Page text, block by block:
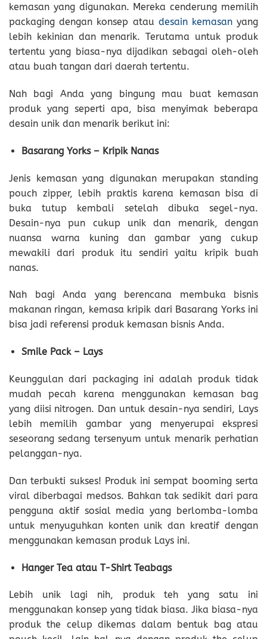
kemasan yang digunakan. Mereka cenderung memilih
packaging dengan konsep atau desain kemasanyang
lebih kekinian dan menarik. Terutama untuk produk
tertentu yang biasa-nya dijadikan sebagai oleh-oleh
atau buah tangan dari daerah tertentu.
Nah bagi Anda yang bingung mau buat kemasan
produk yang seperti apa, bisa menyimak beberapa
desain unik dan menarik berikut ini:
Basarang Yorks – Kripik Nanas
Jenis kemasan yang digunakan merupakan standing
pouch zipper, lebih praktis karena kemasan bisa di
buka tutup kembali setelah dibuka segel-nya.
Desain-nya pun cukup unik dan menarik, dengan
nuansa warna kuning dan gambar yang cukup
mewakili dari produk itu sendiri yaitu kripik buah
nanas.
Nah bagi Anda yang berencana membuka bisnis
makanan ringan, kemasa kripik dari Basarang Yorks ini
bisa jadi referensi produk kemasan bisnis Anda.
Smile Pack – Lays
Keunggulan dari packaging ini adalah produk tidak
mudah pecah karena menggunakan kemasan bag
yang diisi nitrogen. Dan untuk desain-nya sendiri, Lays
lebih memilih gambar yang menyerupai ekspresi
seseorang sedang tersenyum untuk menarik perhatian
pelanggan-nya.
Dan terbukti sukses! Produk ini sempat booming serta
viral diberbagai medsos. Bahkan tak sedikit dari para
pengguna aktif sosial media yang berlomba-lomba
untuk menyuguhkan konten unik dan kreatif dengan
menggunakan kemasan produk Lays ini.
Hanger Tea atau T-Shirt Teabags
Lebih unik lagi nih, produk teh yang satu ini
menggunakan konsep yang tidak biasa. Jika biasa-nya
produk the celup dikemas dalam bentuk bag atau